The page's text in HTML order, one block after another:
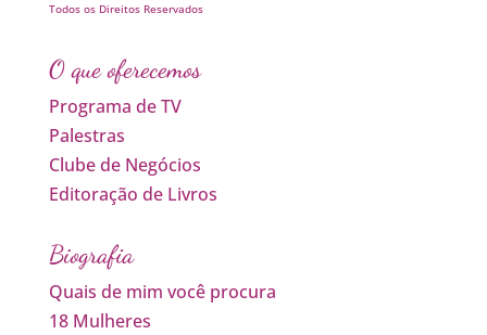
Todos os Direitos Reservados
O que oferecemos
Programa de TV
Palestras
Clube de Negócios
Editoração de Livros
Biografia
Quais de mim você procura
18 Mulheres